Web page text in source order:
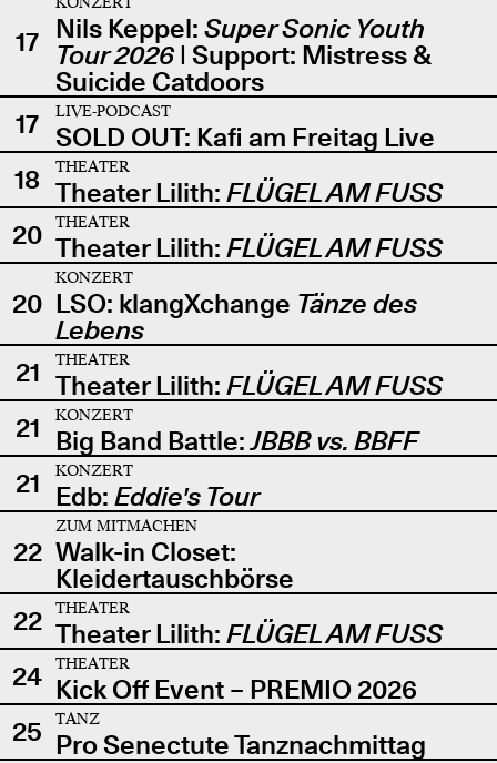
17 Nils Keppel: Super Sonic Youth
Tour 2026| Support: Mistress &
Suicide Catdoors
17
LIVE-PODCAST
SOLD OUT: Kafi am Freitag Live
18
THEATER
Theater Lilith: FLÜGEL AM FUSS
20
THEATER
Theater Lilith: FLÜGEL AM FUSS
20
KONZERT
LSO: klangXchange Tänze des
Lebens
21
THEATER
Theater Lilith: FLÜGEL AM FUSS
21
KONZERT
Big Band Battle:JBBB vs. BBFF
21
KONZERT
Edb: Eddie's Tour
22
ZUM MITMACHEN
Walk-in Closet:
Kleidertauschbörse
22
THEATER
Theater Lilith: FLÜGEL AM FUSS
24
THEATER
Kick Off Event – PREMIO 2026
25
TANZ
Pro Senectute Tanznachmittag